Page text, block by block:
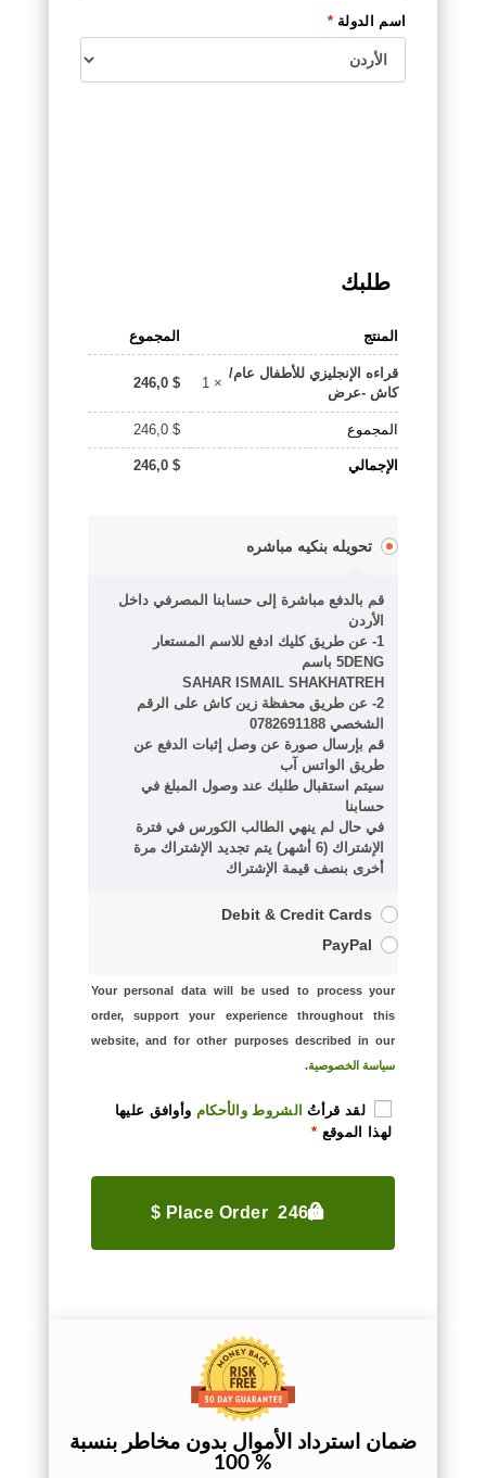
اسم الدولة*
طلبك
المنتج المجموع
قراءه الإنجليزي للأطفال عام/
كاش -عرض
× 1
246,0$
المجموع 246,0$
الإجمالي 246,0$
تحويله بنكيه مباشره
قم بالدفع مباشرة إلى حسابنا المصرفي داخل
الأردن
1- عن طريق كليك ادفع للاسم المستعار
5DENG باسم
SAHAR ISMAIL SHAKHATREH
2- عن طريق محفظة زين كاش على الرقم
الشخصي 0782691188
قم بإرسال صورة عن وصل إثبات الدفع عن
طريق الواتس آب
سيتم استقبال طلبك عند وصول المبلغ في
حسابنا
في حال لم ينهي الطالب الكورس في فترة
الإشتراك (6 أشهر) يتم تجديد الإشتراك مرة
أخرى بنصف قيمة الإشتراك
Debit & Credit Cards
PayPal
Your personal data will be used to process your
order, support your experience throughout this
website, and for other purposes described in our
سياسة الخصوصية.
لقد قرأتُ الشروط والأحكام وأوافق عليها
لهذا الموقع *
Place Order 246,0 $
ضمان استرداد الأموال بدون مخاطر بنسبة
% 100